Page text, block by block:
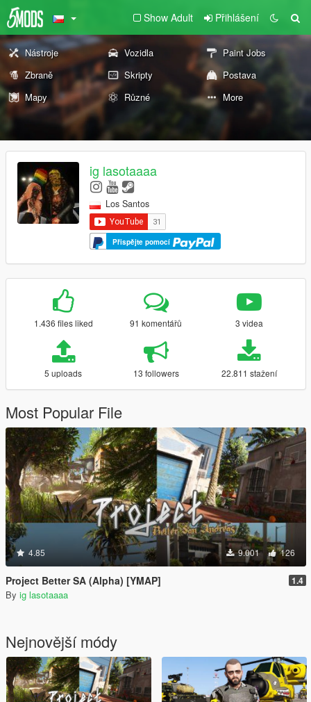
Show Adult Přihlášení
Nástroje Vozidla
Paint Jobs
Zbraně
Skripty
Postava
Mapy
Různé More
ig lasotaaaa
Los Santos
Přispějte pomocí
1.436 files liked 91 komentářů 3 videa
5 uploads 13 followers 22.811 stažení
Most Popular File
4.85 9.001 126
Project Better SA (Alpha) [YMAP] 1.4
By ig lasotaaaa
Nejnovější módy